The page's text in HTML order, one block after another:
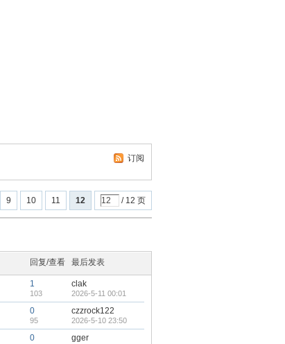
订阅
9 10 11 12 / 12 页
回复/查看 最后发表
1
103
clak
2026-5-11 00:01
0
95
czzrock122
2026-5-10 23:50
0 gger